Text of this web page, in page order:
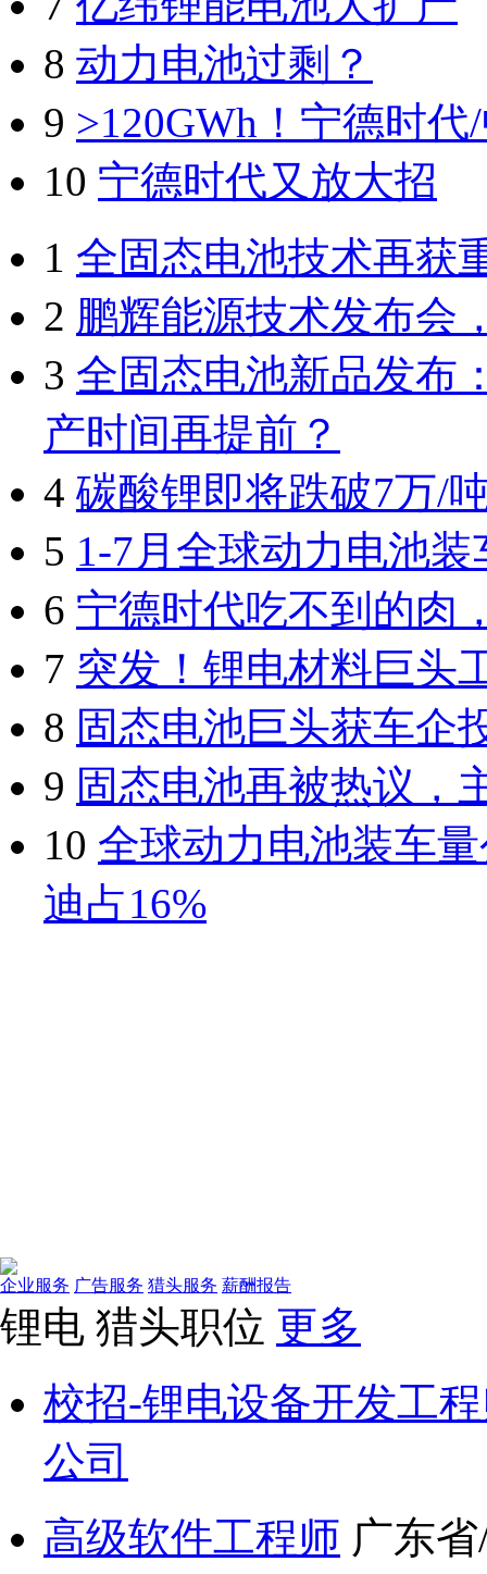
8 动力电池过剩？
9 >120GWh！宁德时
10 宁德时代又放大招
1 全固态电池技术再获
2 鹏辉能源技术发布会
3 全固态电池新品发布
产时间再提前？
4 碳酸锂即将跌破7万/
5 1-7月全球动力电池装
6 宁德时代吃不到的肉
7 突发！锂电材料巨头
8 固态电池巨头获车企
9 固态电池再被热议，
10 全球动力电池装车
迪占16%
企业服务 广告服务 猎头服务 薪酬报告
锂电 猎头职位 更多
校招-锂电设备开发工
公司
高级软件工程师 广东